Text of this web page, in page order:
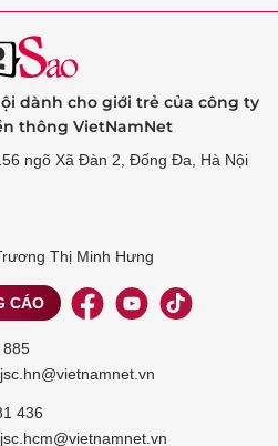
dành cho giới trẻ của công ty
thông VietNamNet
ngõ Xã Đàn 2, Đống Đa, Hà Nội
Thị Minh Hưng
CÁO
885
436